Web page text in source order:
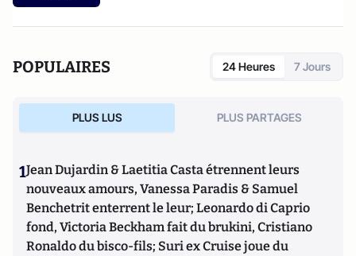
POPULAIRES 24 Heures 7 Jours
PLUS LUS PLUS PARTAGES
1Jean Dujardin & Laetitia Casta étrennent leurs
nouveaux amours, Vanessa Paradis & Samuel
Benchetrit enterrent le leur; Leonardo di Caprio
fond, Victoria Beckham fait du brukini, Cristiano
Ronaldo du bisco-fils; Suri ex Cruise joue du